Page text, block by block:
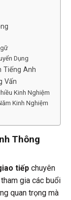
Dụng
Tiếng Anh
Vấn
Kinh Nghiệm
Kinh Nghiệm
Thông
tiếp chuyên
gia các buổi
quan trọng mà